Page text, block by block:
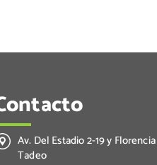
Av. Del Estadio 2-19 y
Tadeo